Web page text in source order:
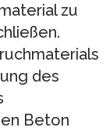
zu
des
Beton